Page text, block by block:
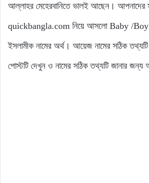
আল্লাহর মেহেরবানিতে ভালই আছেন। আপনাদের
quickbangla.com নিয়ে আসলো Baby /
ইসলামীক নামের অর্থ। আয়েজ নামের সঠিক
পোস্টটি দেখুন ও নামের সঠিক তথ্যটি জানার জন্য